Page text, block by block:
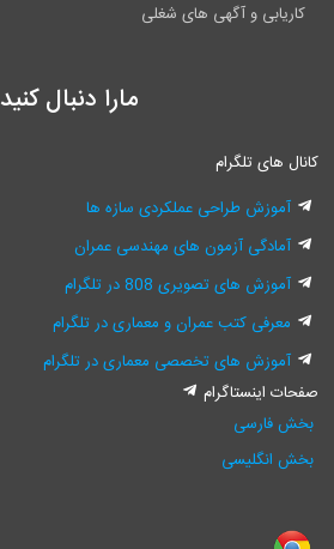
کاریابی و آگهی های شغلی
مارا دنبال کنید:
کانال های تلگرام
آموزش طراحی عملکردی سازه ها
آمادگی آزمون های مهندسی عمران
آموزش های تصویری 808 در تلگرام
معرفی کتب عمران و معماری در تلگرام
آموزش های تخصصی معماری در تلگرام
صفحات اینستاگرام
بخش فارسی
بخش انگلیسی